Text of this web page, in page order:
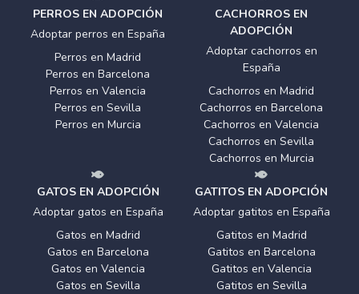
PERROS EN ADOPCIÓN
Adoptar perros en España
Perros en Madrid
Perros en Barcelona
Perros en Valencia
Perros en Sevilla
Perros en Murcia
CACHORROS EN
ADOPCIÓN
Adoptar cachorros en
España
Cachorros en Madrid
Cachorros en Barcelona
Cachorros en Valencia
Cachorros en Sevilla
Cachorros en Murcia
GATOS EN ADOPCIÓN
Adoptar gatos en España
Gatos en Madrid
Gatos en Barcelona
Gatos en Valencia
Gatos en Sevilla
GATITOS EN ADOPCIÓN
Adoptar gatitos en España
Gatitos en Madrid
Gatitos en Barcelona
Gatitos en Valencia
Gatitos en Sevilla